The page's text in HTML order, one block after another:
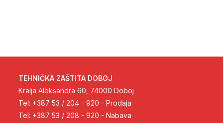
TEHNIČKA ZAŠTITA DOBOJ
Kralja Aleksandra 60, 74000 Doboj
Tel: +387 53 / 204 - 920 - Prodaja
Tel: +387 53 / 208 - 920 - Nabava